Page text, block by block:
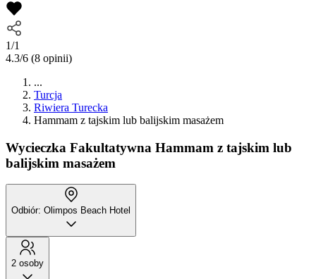
1/1
4.3/6 (8 opinii)
...
Turcja
Riwiera Turecka
Hammam z tajskim lub balijskim masażem
Wycieczka Fakultatywna Hammam z tajskim lub
balijskim masażem
Odbiór: Olimpos Beach Hotel
2 osoby